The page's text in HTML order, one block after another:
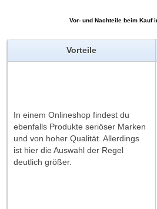
Vor- und Nachteile beim Kauf
Vorteile
In einem Onlineshop findest du
ebenfalls Produkte seriöser Marken
und von hoher Qualität. Allerdings
ist hier die Auswahl der Regel
deutlich größer.